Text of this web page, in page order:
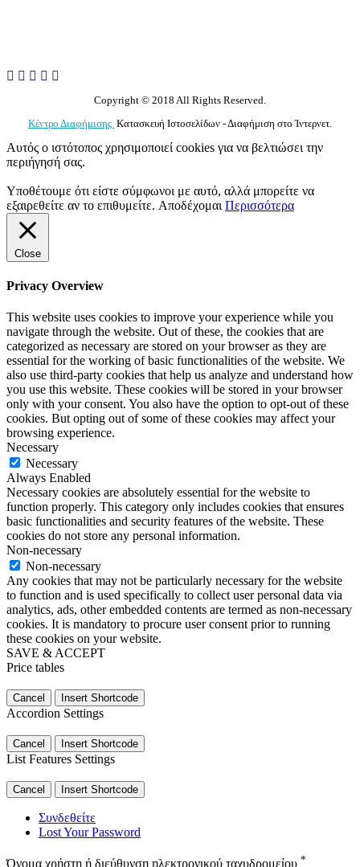
Copyright © 2018 All Rights Reserved.
Κέντρο Διαφήμισης Κατασκευή Ιστοσελίδων - Διαφήμιση στο Ίντερνετ.
Αυτός ο ιστότοπος χρησιμοποιεί cookies για να βελτιώσει την
περιήγησή σας.
Υποθέτουμε ότι είστε σύμφωνοι με αυτό, αλλά μπορείτε να
εξαιρεθείτε αν το επιθυμείτε. Αποδέχομαι Περισσότερα
Close
Privacy Overview
This website uses cookies to improve your experience while you
navigate through the website. Out of these, the cookies that are
categorized as necessary are stored on your browser as they are
essential for the working of basic functionalities of the website. We
also use third-party cookies that help us analyze and understand how
you use this website. These cookies will be stored in your browser
only with your consent. You also have the option to opt-out of these
cookies. But opting out of some of these cookies may affect your
browsing experience.
Necessary
Necessary
Always Enabled
Necessary cookies are absolutely essential for the website to
function properly. This category only includes cookies that ensures
basic functionalities and security features of the website. These
cookies do not store any personal information.
Non-necessary
Non-necessary
Any cookies that may not be particularly necessary for the website
to function and is used specifically to collect user personal data via
analytics, ads, other embedded contents are termed as non-necessary
cookies. It is mandatory to procure user consent prior to running
these cookies on your website.
SAVE & ACCEPT
Price tables
Cancel Insert Shortcode
Accordion Settings
Cancel Insert Shortcode
List Features Settings
Cancel Insert Shortcode
Συνδεθείτε
Lost Your Password
Όνομα χρήστη ή διεύθυνση ηλεκτρονικού ταχυδρομείου *